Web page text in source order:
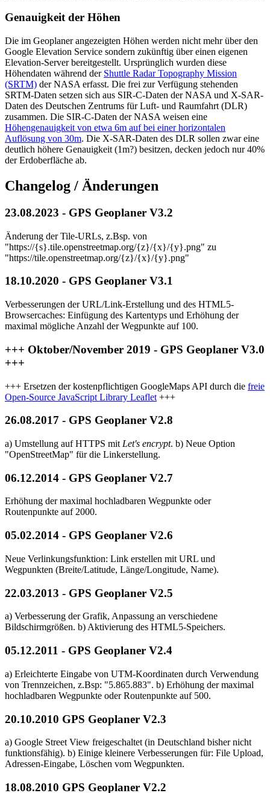
Genauigkeit der Höhen
Die im Geoplaner angezeigten Höhen werden nicht mehr über den
Google Elevation Service sondern zukünftig über einen eigenen
Elevation-Server bereitgestellt. Ursprünglich wurden diese
Höhendaten während der Shuttle Radar Topography Mission
(SRTM) der NASA erfasst. Die frei zur Verfügung stehenden
SRTM-Daten setzen sich aus SIR-C-Daten der NASA und X-SAR-
Daten des Deutschen Zentrums für Luft- und Raumfahrt (DLR)
zusammen. Die SIR-C-Daten der NASA weisen eine
Höhengenauigkeit von etwa 6m auf bei einer horizontalen
Auflösung von 30m. Die X-SAR-Daten des DLR sollen zwar eine
deutlich höhere Genauigkeit (1m?) besitzen, decken jedoch nur 40%
der Erdoberfläche ab.
Changelog / Änderungen
23.08.2023 - GPS Geoplaner V3.2
Änderung der Tile-URLs, z.Bsp. von
"https://{s}.tile.openstreetmap.org/{z}/{x}/{y}.png" zu
"https://tile.openstreetmap.org/{z}/{x}/{y}.png"
18.10.2020 - GPS Geoplaner V3.1
Verbesserungen der URL/Link-Erstellung und des HTML5-
Browsercaches: Einfügung des Kartentyps und Erhöhung der
maximal mögliche Anzahl der Wegpunkte auf 100.
+++ Oktober/November 2019 - GPS Geoplaner V3.0
+++
+++ Ersetzen der kostenpflichtigen GoogleMaps API durch die freie
Open-Source JavaScript Library Leaflet +++
26.08.2017 - GPS Geoplaner V2.8
a) Umstellung auf HTTPS mit Let's encrypt. b) Neue Option
"OpenStreetMap" für die Linkerstellung.
06.12.2014 - GPS Geoplaner V2.7
Erhöhung der maximal hochladbaren Wegpunkte oder
Routenpunkte auf 2000.
05.02.2014 - GPS Geoplaner V2.6
Neue Verlinkungsfunktion: Link erstellen mit URL und
Wegpunkten (Breite/Latitude, Länge/Longitude, Name).
22.03.2013 - GPS Geoplaner V2.5
a) Verbesserung der Grafik, Anpassung an verschiedene
Bildschirmgrößen. b) Aktivierung des HTML5-Speichers.
05.12.2011 - GPS Geoplaner V2.4
a) Erleichterte Eingabe von UTM-Koordinaten durch Verwendung
von Trennzeichen, z.Bsp: "5.865.883". b) Erhöhung der maximal
hochladbaren Wegpunkte oder Routenpunkte auf 500.
20.10.2010 GPS Geoplaner V2.3
a) Google Street View freigeschaltet (in Deutschland bisher nicht
funktionsfähig). b) Einige kleinere Verbesserungen für: File Upload,
Adressen-Eingabe, Löschen vom Wegpunkten.
18.08.2010 GPS Geoplaner V2.2